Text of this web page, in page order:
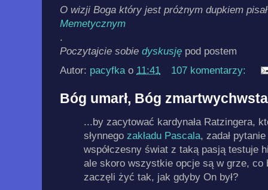
O wizji Boga który jest próżnym dupkiem
Memetycznym
.
Poczytajcie sobie dyskusję pod postem
Autor: pacyfka o 11:41 107 komentarzy:
Bóg umarł, Bóg
...by zacytować kardynała Ratzingera,
słynnego zakładu Pascala, zadał
współczesny świat z taką pasją testuje
ale skoro wszystkie opcje są w grze, co
zaczęli żyć tak, jak gdyby On był?